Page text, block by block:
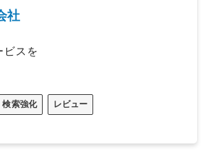
社
ビスを
検索強化 レビュー